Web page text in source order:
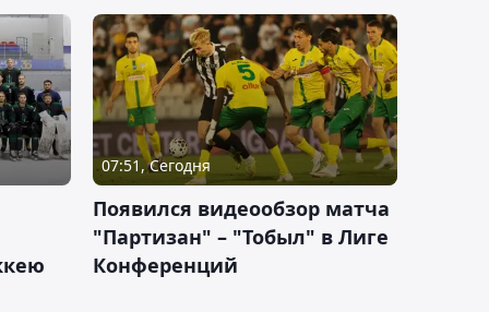
07:51, Сегодня
Появился видеообзор матча
"Партизан" – "Тобыл" в Лиге
Конференций